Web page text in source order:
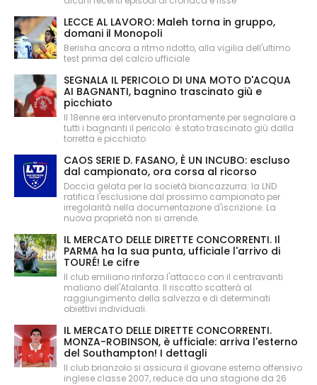
LECCE AL LAVORO: Maleh torna in gruppo,
domani il Monopoli
Berisha ancora a ritmo ridotto, alla vigilia dell'ultimo
test prima del calcio ufficiale
SEGNALA IL PERICOLO DI UNA MOTO D'ACQUA
AI BAGNANTI, bagnino trascinato giù e
picchiato
Il 18enne era intervenuto prontamente per segnalare a
tutti i bagnanti il pericolo: è stato trascinato giù dalla
torretta e picchiato
CAOS SERIE D. FASANO, È UN INCUBO: escluso
dal campionato, ora corsa al ricorso
Doccia gelata per la società biancazzurra: la LND
ratifica l'esclusione dal prossimo campionato per
irregolarità nella documentazione d'iscrizione. La
nuova proprietà non si arrende.
IL MERCATO DELLE DIRETTE CONCORRENTI. Il
PARMA ha la sua punta, ufficiale l'arrivo di
TOURÉ! Le cifre
Il club emiliano rinforza l'attacco con il centravanti
maliano dell'Atalanta. Il riscatto scatterà al
raggiungimento della salvezza e di determinati
obiettivi individuali.
IL MERCATO DELLE DIRETTE CONCORRENTI.
MONZA-ROBINSON, è ufficiale: arriva l'esterno
del Southampton! I dettagli
Il club brianzolo si assicura il giovane esterno offensivo
inglese classe 2007, reduce da una stagione da 26